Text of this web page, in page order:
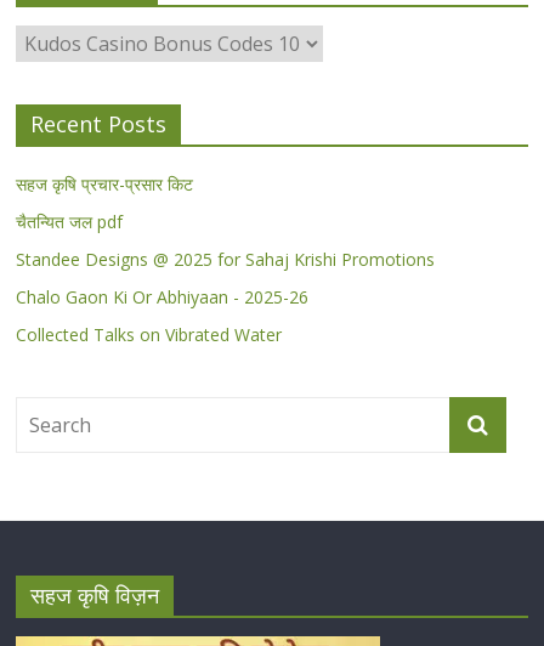
Categories
Recent Posts
सहज कृषि प्रचार-प्रसार किट
चैतन्यित जल pdf
Standee Designs @ 2025 for Sahaj Krishi Promotions
Chalo Gaon Ki Or Abhiyaan - 2025-26
Collected Talks on Vibrated Water
सहज कृषि विज़न